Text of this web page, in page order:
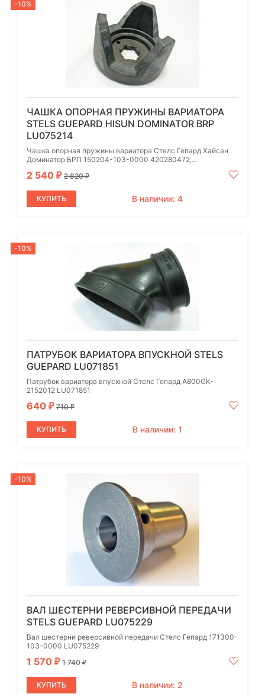
-10%
ЧАШКА ОПОРНАЯ ПРУЖИНЫ ВАРИАТОРА
STELS GUEPARD HISUN DOMINATOR BRP
LU075214
Чашка опорная пружины вариатора Стелс Гепард Хайсан
Доминатор БРП 150204-103-0000 420280472,...
2 540 ₽ 2 820₽
КУПИТЬ В наличии: 4
-10%
ПАТРУБОК ВАРИАТОРА ВПУСКНОЙ STELS
GUEPARD LU071851
Патрубок вариатора впускной Стелс Гепард A800GK-
2152012 LU071851
640 ₽ 710₽
КУПИТЬ В наличии: 1
-10%
ВАЛ ШЕСТЕРНИ РЕВЕРСИВНОЙ ПЕРЕДАЧИ
STELS GUEPARD LU075229
Вал шестерни реверсивной передачи Стелс Гепард 171300-
103-0000 LU075229
1 570 ₽ 1 740₽
КУПИТЬ В наличии: 2